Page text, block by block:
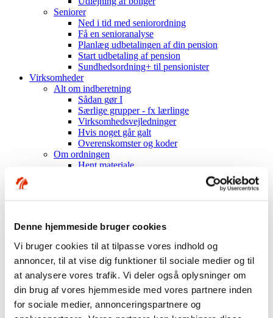
Denne hjemmeside bruger cookies
Vi bruger cookies til at tilpasse vores indhold og
annoncer, til at vise dig funktioner til sociale medier og til
at analysere vores trafik. Vi deler også oplysninger om
din brug af vores hjemmeside med vores partnere inden
for sociale medier, annonceringspartnere og
Seniorer
Ned i tid med seniorordning
Få en senioranalyse
Planlæg udbetalingen af din pension
Start udbetaling af pension
Sundhedsordning+ til pensionister
Virksomheder
Alt om indberetning
Sådan gør I
Særlige grupper - fx lærlinge
Virksomhedsvejledninger
Hvis noget går galt
Overenskomster og koder
Om ordningen
Hent materiale
Fakta om os
Hvem er vi?
Organisation og ejerforhold
Mission, vision, værdier
Nøgletal
Årsrapporter mv.
Historien om Industriens Pension
Investeringer